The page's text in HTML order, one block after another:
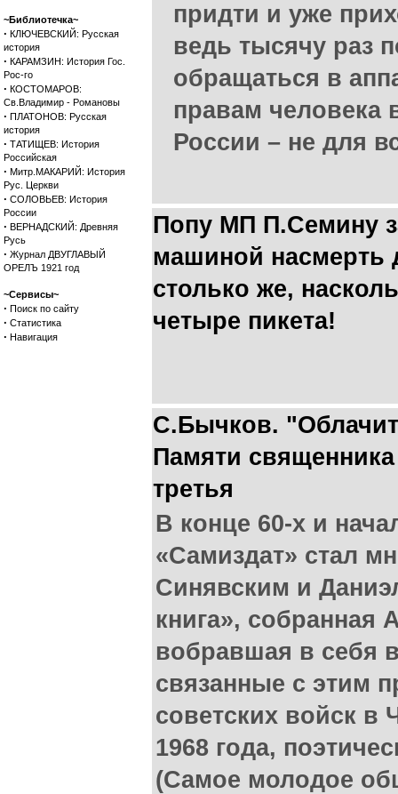
~Библиотечка~
· КЛЮЧЕВСКИЙ: Русская
история
· КАРАМЗИН: История Гос.
Рос-го
· КОСТОМАРОВ:
Св.Владимир - Романовы
· ПЛАТОНОВ: Русская
история
· ТАТИЩЕВ: История
Российская
· Митр.МАКАРИЙ: История
Рус. Церкви
· СОЛОВЬЕВ: История
России
· ВЕРНАДСКИЙ: Древняя
Русь
· Журнал ДВУГЛАВЫЙ
ОРЕЛЪ 1921 год
~Сервисы~
· Поиск по сайту
· Статистика
· Навигация
придти и уже
ведь тысячу раз
обращаться в
правам человека
России – не для
Попу МП П.Семину
машиной насмерть
столько же,
четыре пикета!
С.Бычков.
Памяти
третья
В конце 60-х и
«Самиздат» стал
Синявским и
книга», собранная
вобравшая в себя
связанные с этим
советских войск в
1968 года,
(Самое молодое